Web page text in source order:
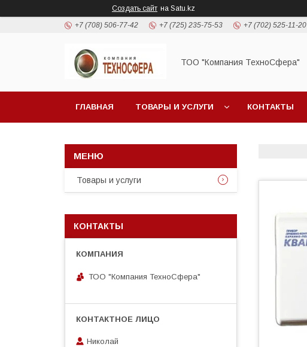
Создать сайт на Satu.kz
+7 (708) 506-77-42 +7 (725) 235-75-53 +7 (702) 525-11-20
ТОО "Компания ТехноСфера"
ГЛАВНАЯ ТОВАРЫ И УСЛУГИ КОНТАКТЫ
Товары и услуги
КОНТАКТЫ
ТОО "Компания ТехноСфера"
Николай